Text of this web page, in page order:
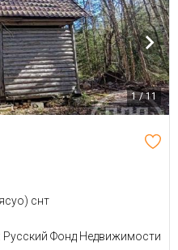
1 / 11
снт
Русский Фонд Недвижимости